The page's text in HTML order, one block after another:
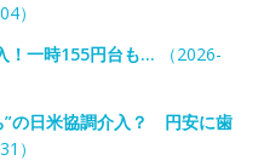
）
！一時155円台も… （2026-
の日米協調介入？ 円安に歯
）